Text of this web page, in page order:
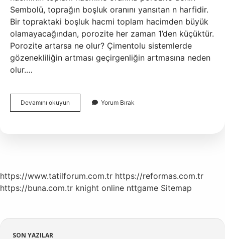
Sembolü, toprağın boşluk oranını yansıtan n harfidir.
Bir topraktaki boşluk hacmi toplam hacimden büyük
olamayacağından, porozite her zaman 1’den küçüktür.
Porozite artarsa ne olur? Çimentolu sistemlerde
gözenekliliğin artması geçirgenliğin artmasına neden
olur.…
Devamını okuyun
Porozite
Yorum Bırak
https://www.tatilforum.com.tr https://reformas.com.tr
https://buna.com.tr knight online nttgame Sitemap
SON YAZILAR